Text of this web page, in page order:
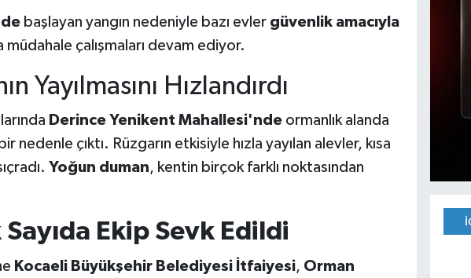
başlayan yangın nedeniyle bazı evler güvenlik amacıyla
müdahale çalışmaları devam ediyor.
Yayılmasını Hızlandırdı
Derince Yenikent Mahallesi'ndeormanlık alanda
nedenle çıktı. Rüzgarın etkisiyle hızla yayılan alevler, kısa
Yoğun duman, kentin birçok farklı noktasından
Ekip Sevk Edildi
Kocaeli Büyükşehir Belediyesi İtfaiyesi, Orman